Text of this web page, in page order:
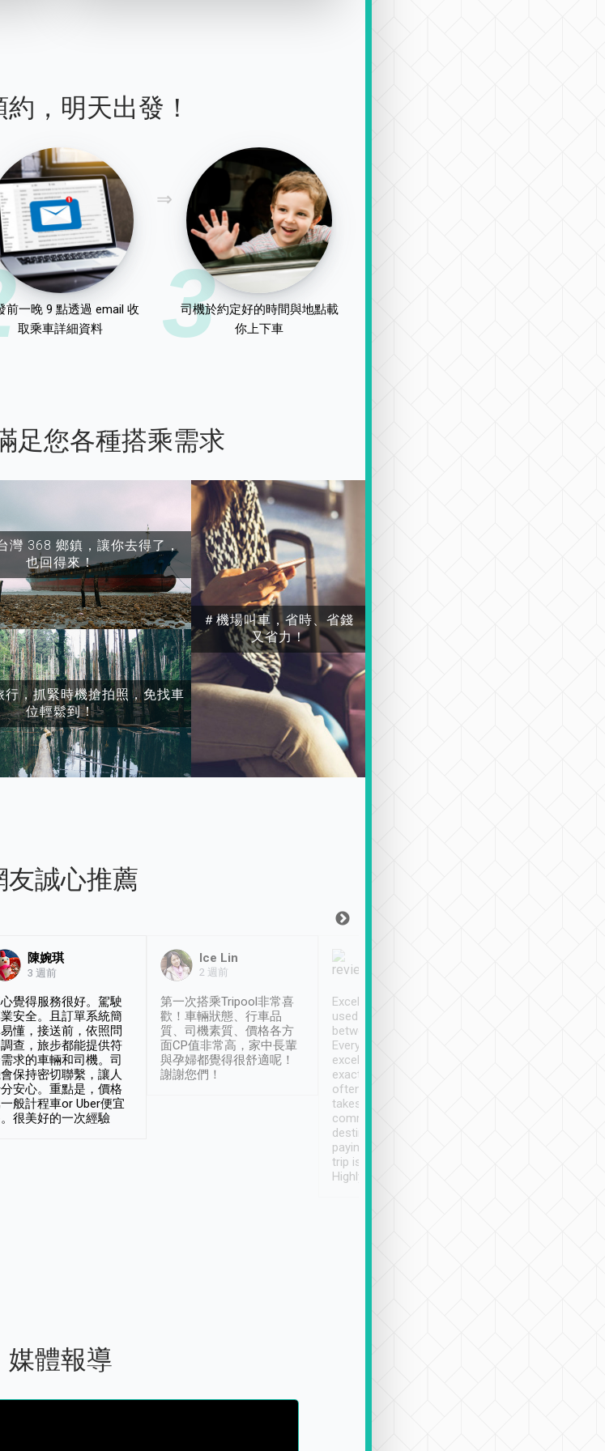
，明天出發！
前一晚 9 點透過 email 收
取乘車詳細資料
3
司機於約定好的時間與地點載
你上下車
足您各種搭乘需求
灣 368 鄉鎮，讓你去得了，
也回得來！
行，抓緊時機搶拍照，免找車
位輕鬆到！
＃機場叫車，省時、省錢
又省力！
友誠心推薦
陳婉琪
3 週前
覺得服務很好。駕駛
安全。且訂單系統簡
懂，接送前，依照問
查，旅步都能提供符
求的車輛和司機。司
保持密切聯繫，讓人
安心。重點是，價格
般計程車or Uber便宜
很美好的一次經驗
Ice Lin
2 週前
第一次搭乘Tripool非常喜
歡！車輛狀態、行車品
質、司機素質、價格各方
面CP值非常高，家中長輩
與孕婦都覺得很舒適呢！
謝謝您們！
Excellent service. We have
used Tripool to travel
between cities in Taiwan.
Every driver has been
excellent and arrives
exactly on time. As there is
often limited English it
takes the difficulty out of
communicating the
destination details and
paying online prior to the
trip is very convenient.
Highly recommended
媒體報導